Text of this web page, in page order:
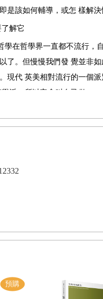
執
重的絕望
是該如何輔導，或怎 樣解
解它
學在哲學界一直都不流行，
了。但慢慢我們發 覺並非
現代 英美相對流行的一個
派，所以它會叫自己做
身體反應之類，但斯多葛學
在網臺聽蕭若元先生提過，
一隻老虎，你不 可能在思
一 種保護自己的方式。又
，因為他懷疑自己孕育的
他就會撲殺對方。
論，當然這是一種很實在
，自然會 作出一系列反應